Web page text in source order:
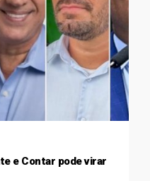
e Contar pode virar